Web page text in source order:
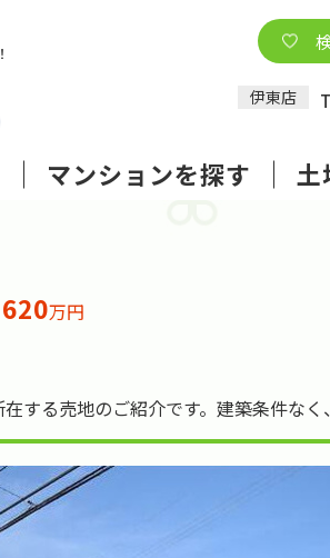
伊東店
マンションを探す 土
620万円
する売地のご紹介です。建築条件なく